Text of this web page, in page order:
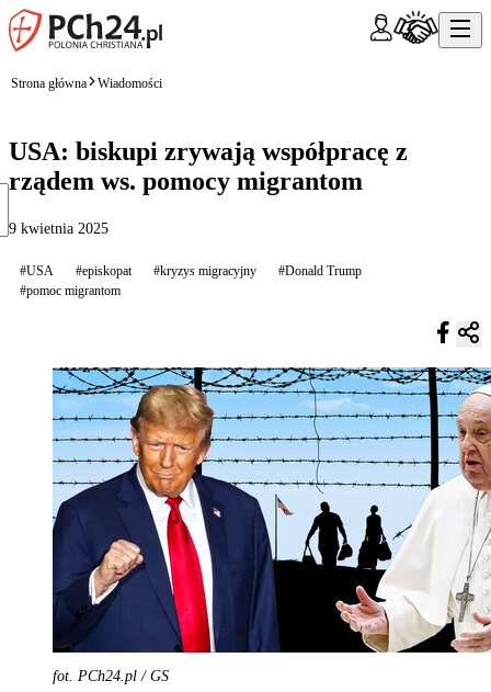
Strona główna Wiadomości
USA: biskupi zrywają współpracę z
rządem ws. pomocy migrantom
9 kwietnia 2025
#USA #episkopat #kryzys migracyjny
#Donald Trump
#pomoc migrantom
fot. PCh24.pl / GS